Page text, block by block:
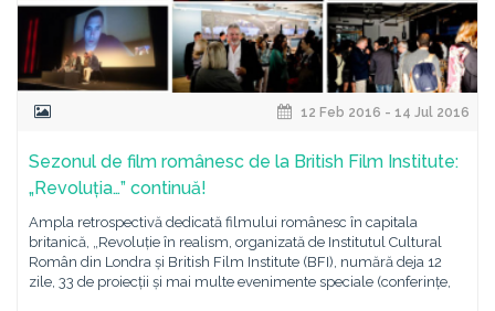
12 Feb 2016 - 14 Jul 2016
Sezonul de film românesc de la British Film Institute:
„Revoluția…” continuă!
Ampla retrospectivă dedicată filmului românesc în capitala
britanică, „Revoluție în realism, organizată de Institutul Cultural
Român din Londra și British Film Institute (BFI), numără deja 12
zile, 33 de proiecții și mai multe evenimente speciale (conferințe,